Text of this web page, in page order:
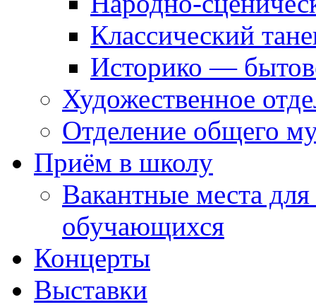
Классический
Историко —
Художественное
Отделение общего
Приём в школу
Вакантные места
обучающихся
Концерты
Выставки